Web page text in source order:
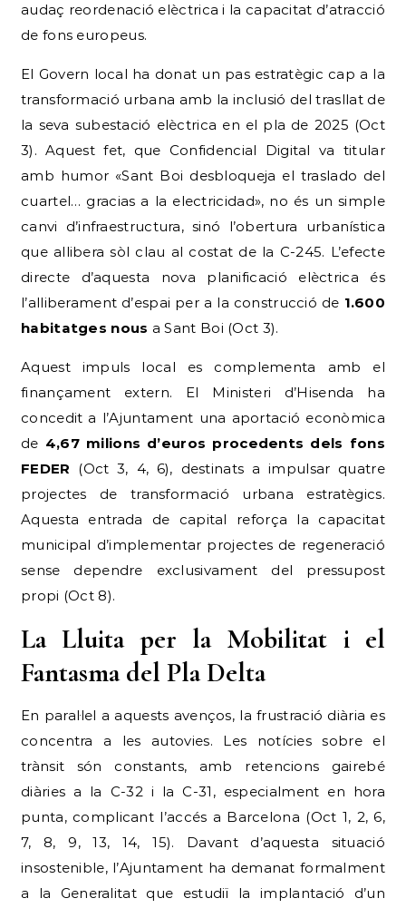
audaç reordenació elèctrica i la capacitat d’atracció
de fons europeus.
El Govern local ha donat un pas estratègic cap a la
transformació urbana amb la inclusió del trasllat de
la seva subestació elèctrica en el pla de 2025 (Oct
3). Aquest fet, que Confidencial Digital va titular
amb humor «Sant Boi desbloqueja el traslado del
cuartel… gracias a la electricidad», no és un simple
canvi d’infraestructura, sinó l’obertura urbanística
que allibera sòl clau al costat de la C-245. L’efecte
directe d’aquesta nova planificació elèctrica és
l’alliberament d’espai per a la construcció de 1.600
habitatges nous a Sant Boi (Oct 3).
Aquest impuls local es complementa amb el
finançament extern. El Ministeri d’Hisenda ha
concedit a l’Ajuntament una aportació econòmica
de 4,67 milions d’euros procedents dels fons
FEDER (Oct 3, 4, 6), destinats a impulsar quatre
projectes de transformació urbana estratègics.
Aquesta entrada de capital reforça la capacitat
municipal d’implementar projectes de regeneració
sense dependre exclusivament del pressupost
propi (Oct 8).
La Lluita per la Mobilitat i el
Fantasma del Pla Delta
En paral·lel a aquests avenços, la frustració diària es
concentra a les autovies. Les notícies sobre el
trànsit són constants, amb retencions gairebé
diàries a la C-32 i la C-31, especialment en hora
punta, complicant l’accés a Barcelona (Oct 1, 2, 6,
7, 8, 9, 13, 14, 15). Davant d’aquesta situació
insostenible, l’Ajuntament ha demanat formalment
a la Generalitat que estudiï la implantació d’un